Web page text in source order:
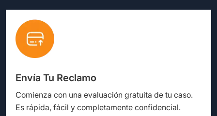
Envía Tu Reclamo
Comienza con una evaluación gratuita de tu caso.
Es rápida, fácil y completamente confidencial.